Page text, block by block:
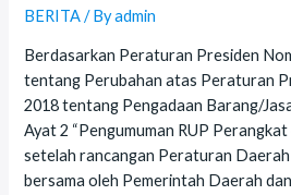
BERITA/ Byadmin
Berdasarkan Peraturan Presiden
tentang Perubahan atas Peraturan
2018 tentang Pengadaan Barang/
Ayat 2 “Pengumuman RUP
setelah rancangan Peraturan
bersama oleh Pemerintah Daerah